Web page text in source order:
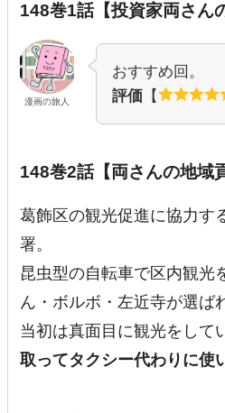
148巻1話【投資家両さん
漫画の旅人
おすすめ回。
評価 【
148巻2話【両さんの地域
葛飾区の観光促進に協力す
署。
昆虫型の自転車で区内観光
ん・ボルボ・左近寺が選ば
当初は真面目に観光をして
取ってタクシー代わりに使